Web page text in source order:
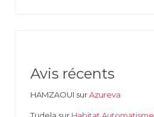
Avis récents
HAMZAOUI surAzureva
Tudela sur Habitat Automatisme